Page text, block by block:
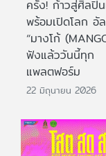
ครั้ง! ก้าวสู่ศิลปิ
พร้อมเปิดโลก อั
“มางโก้
ฟังแล้ววันนี้ทุก
แพลตฟอร์ม
22 มิถุนายน 2026